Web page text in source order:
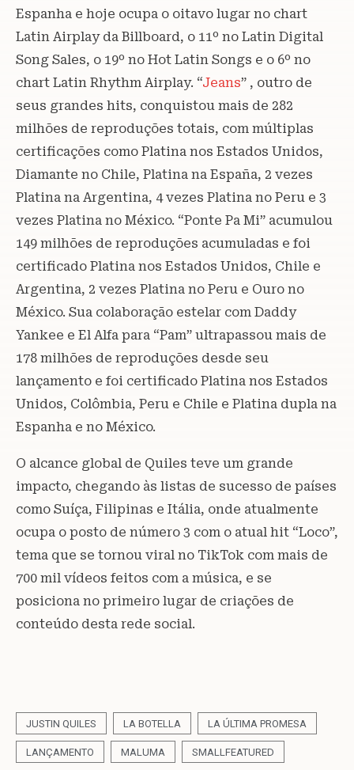
Espanha e hoje ocupa o oitavo lugar no chart
Latin Airplay da Billboard, o 11º no Latin Digital
Song Sales, o 19º no Hot Latin Songs e o 6º no
chart Latin Rhythm Airplay. “Jeans” , outro de
seus grandes hits, conquistou mais de 282
milhões de reproduções totais, com múltiplas
certificações como Platina nos Estados Unidos,
Diamante no Chile, Platina na España, 2 vezes
Platina na Argentina, 4 vezes Platina no Peru e 3
vezes Platina no México. “Ponte Pa Mi” acumulou
149 milhões de reproduções acumuladas e foi
certificado Platina nos Estados Unidos, Chile e
Argentina, 2 vezes Platina no Peru e Ouro no
México. Sua colaboração estelar com Daddy
Yankee e El Alfa para “Pam” ultrapassou mais de
178 milhões de reproduções desde seu
lançamento e foi certificado Platina nos Estados
Unidos, Colômbia, Peru e Chile e Platina dupla na
Espanha e no México.
O alcance global de Quiles teve um grande
impacto, chegando às listas de sucesso de países
como Suíça, Filipinas e Itália, onde atualmente
ocupa o posto de número 3 com o atual hit “Loco”,
tema que se tornou viral no TikTok com mais de
700 mil vídeos feitos com a música, e se
posiciona no primeiro lugar de criações de
conteúdo desta rede social.
JUSTIN QUILES LA BOTELLA LA ÚLTIMA PROMESA
LANÇAMENTO MALUMA SMALLFEATURED